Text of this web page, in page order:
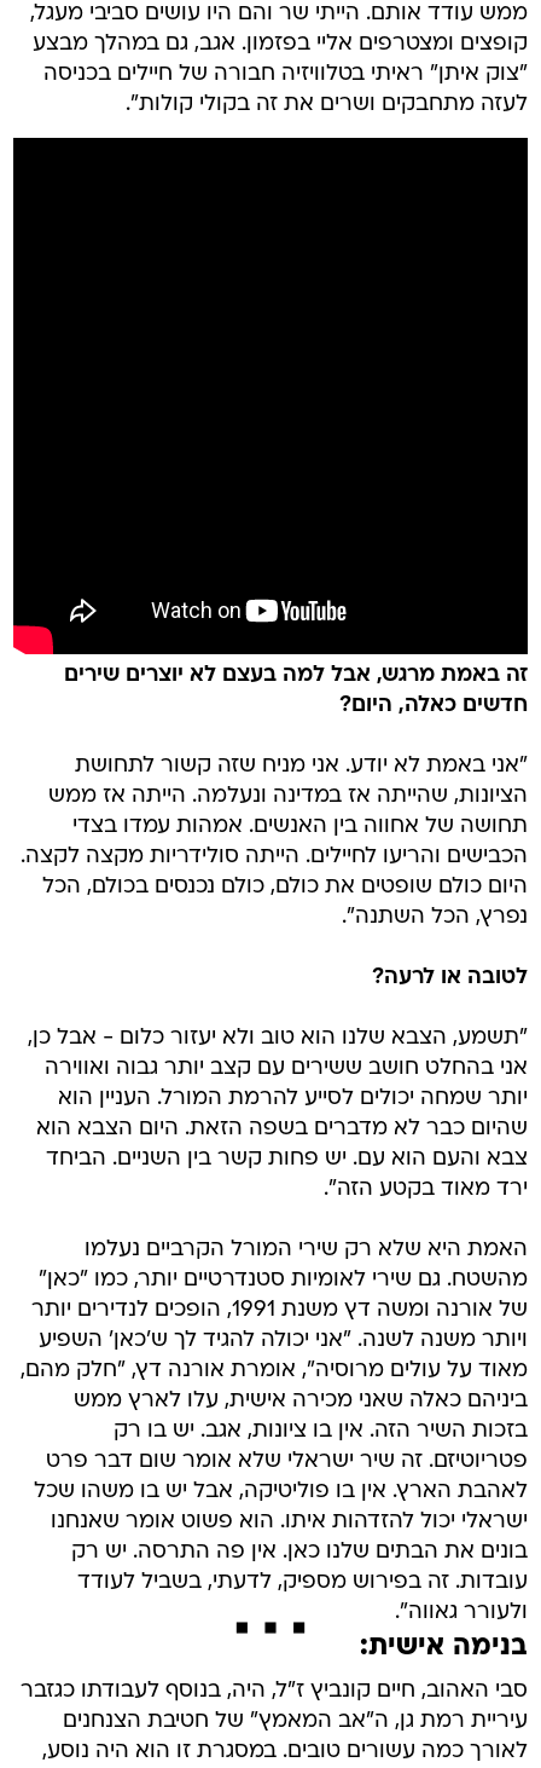
ממש עודד אותם. הייתי שר והם היו עושים סביבי מעגל,
קופצים ומצטרפים אליי בפזמון. אגב, גם במהלך מבצע
"צוק איתן" ראיתי בטלוויזיה חבורה של חיילים בכניסה
לעזה מתחבקים ושרים את זה בקולי קולות".
זה באמת מרגש, אבל למה בעצם לא יוצרים שירים
חדשים כאלה, היום?
"אני באמת לא יודע. אני מניח שזה קשור לתחושת
הציונות, שהייתה אז במדינה ונעלמה. הייתה אז ממש
תחושה של אחווה בין האנשים. אמהות עמדו בצדי
הכבישים והריעו לחיילים. הייתה סולידריות מקצה לקצה.
היום כולם שופטים את כולם, כולם נכנסים בכולם, הכל
נפרץ, הכל השתנה".
לטובה או לרעה?
"תשמע, הצבא שלנו הוא טוב ולא יעזור כלום - אבל כן,
אני בהחלט חושב ששירים עם קצב יותר גבוה ואווירה
יותר שמחה יכולים לסייע להרמת המורל. העניין הוא
שהיום כבר לא מדברים בשפה הזאת. היום הצבא הוא
צבא והעם הוא עם. יש פחות קשר בין השניים. הביחד
ירד מאוד בקטע הזה".
האמת היא שלא רק שירי המורל הקרביים נעלמו
מהשטח. גם שירי לאומיות סטנדרטיים יותר, כמו "כאן"
של אורנה ומשה דץ משנת 1991, הופכים לנדירים יותר
ויותר משנה לשנה. "אני יכולה להגיד לך ש'כאן' השפיע
מאוד על עולים מרוסיה", אומרת אורנה דץ, "חלק מהם,
ביניהם כאלה שאני מכירה אישית, עלו לארץ ממש
בזכות השיר הזה. אין בו ציונות, אגב. יש בו רק
פטריוטיזם. זה שיר ישראלי שלא אומר שום דבר פרט
לאהבת הארץ. אין בו פוליטיקה, אבל יש בו משהו שכל
ישראלי יכול להזדהות איתו. הוא פשוט אומר שאנחנו
בונים את הבתים שלנו כאן. אין פה התרסה. יש רק
עובדות. זה בפירוש מספיק, לדעתי, בשביל לעודד
ולעורר גאווה".
בנימה אישית:
סבי האהוב, חיים קונביץ ז"ל, היה, בנוסף לעבודתו כגזבר
עיריית רמת גן, ה"אב המאמץ" של חטיבת הצנחנים
לאורך כמה עשורים טובים. במסגרת זו הוא היה נוסע,